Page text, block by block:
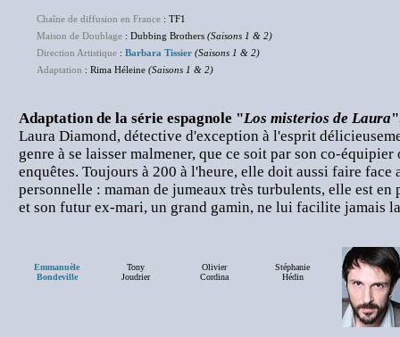
Chaîne de diffusion en France : TF1
Maison de Doublage : Dubbing Brothers (Saisons 1 & 2)
Direction Artistique : Barbara Tissier (Saisons 1 & 2)
Adaptation : Rima Héleine (Saisons 1 & 2)
Adaptation de la série espagnole "Los misterios de Laura
Laura Diamond, détective d'exception à l'esprit
genre à se laisser malmener, que ce soit par son co-équipier
enquêtes. Toujours à 200 à l'heure, elle doit aussi faire face
personnelle : maman de jumeaux très turbulents, elle est
et son futur ex-mari, un grand gamin, ne lui facilite jamais
Emmanuèle
Bondeville
Tony
Joudrier
Olivier
Cordina
Stéphanie
Hédin